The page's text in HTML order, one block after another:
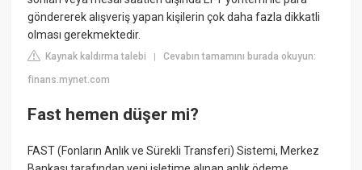
göndererek alışveriş yapan kişilerin çok daha fazla dikkatli
olması gerekmektedir.
Kaynak kaldırma talebi |Cevabın tamamını burada okuyun:
finans.mynet.com
Fast hemen düşer mi?
FAST (Fonların Anlık ve Sürekli Transferi) Sistemi, Merkez